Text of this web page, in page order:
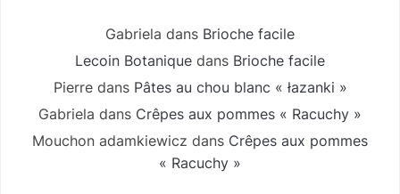
Gabriela dans Brioche facile
Lecoin Botanique dans Brioche facile
Pierredans Pâtes au chou blanc « łazanki »
Gabriela dans Crêpes aux pommes « Racuchy »
Mouchon adamkiewicz dans Crêpes aux pommes
« Racuchy »